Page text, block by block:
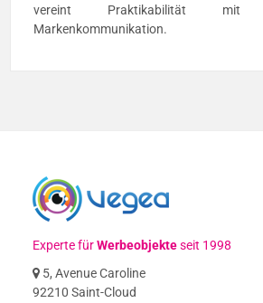
vereint Praktikabilität mit
Markenkommunikation.
Experte fürWerbeobjekteseit 1998
5, Avenue Caroline
92210 Saint-Cloud